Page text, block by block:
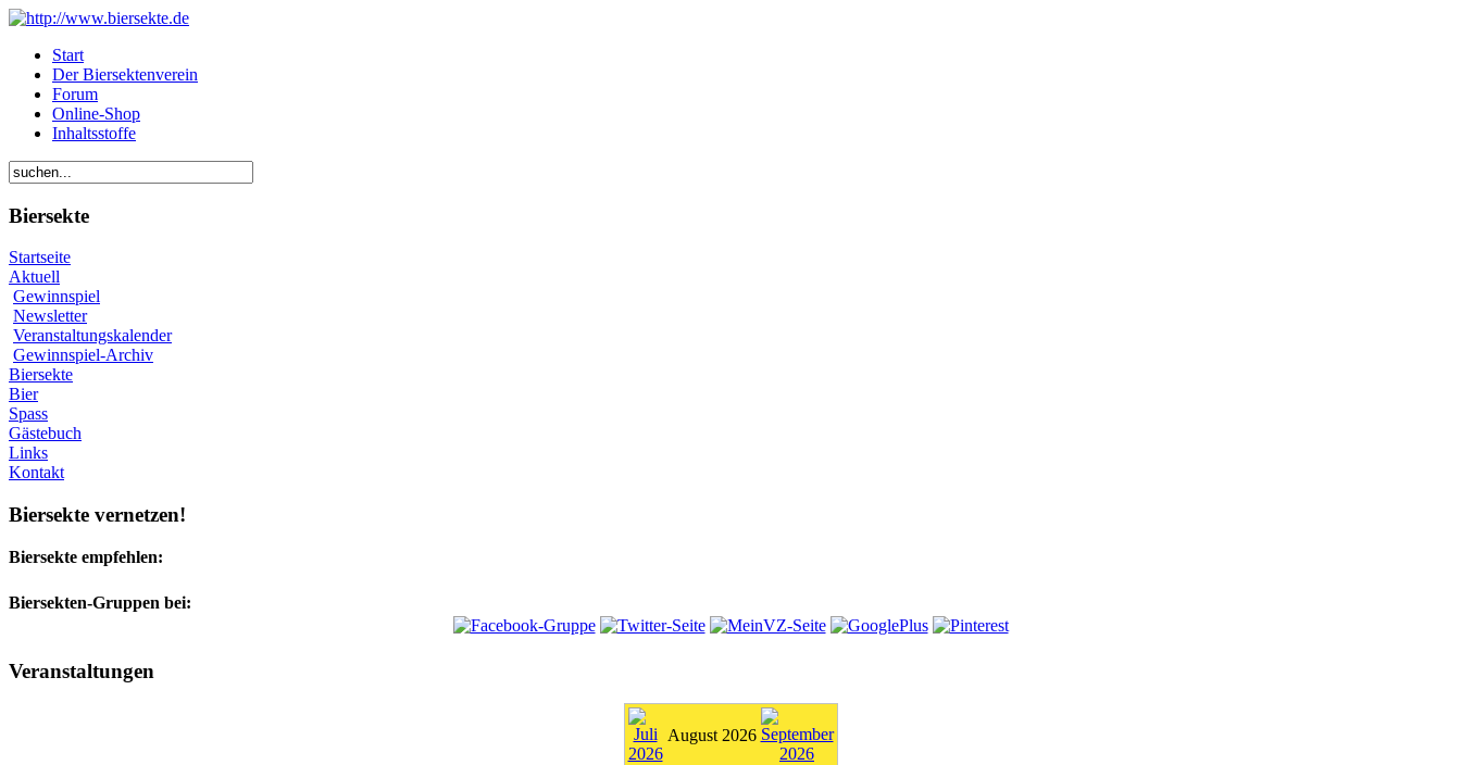
Start
Der Biersektenverein
Forum
Online-Shop
Inhaltsstoffe
Biersekte
Startseite
Aktuell
Gewinnspiel
Newsletter
Veranstaltungskalender
Gewinnspiel-Archiv
Biersekte
Bier
Spass
Gästebuch
Links
Kontakt
Biersekte vernetzen!
Biersekte empfehlen:
Biersekten-Gruppen bei:
Veranstaltungen
August 2026